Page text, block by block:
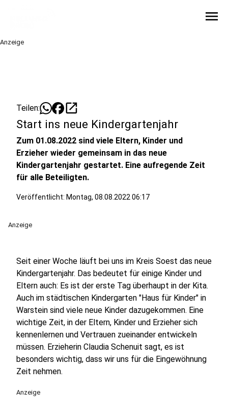
menu
Anzeige
Teilen: open_in_new
Start ins neue Kindergartenjahr
Zum 01.08.2022 sind viele Eltern, Kinder und
Erzieher wieder gemeinsam in das neue
Kindergartenjahr gestartet. Eine aufregende Zeit
für alle Beteiligten.
Veröffentlicht: Montag, 08.08.2022 06:17
Anzeige
Seit einer Woche läuft bei uns im Kreis Soest das neue
Kindergartenjahr. Das bedeutet für einige Kinder und
Eltern auch: Es ist der erste Tag überhaupt in der Kita.
Auch im städtischen Kindergarten "Haus für Kinder" in
Warstein sind viele neue Kinder dazugekommen. Eine
wichtige Zeit, in der Eltern, Kinder und Erzieher sich
kennenlernen und Vertrauen zueinander entwickeln
müssen. Erzieherin Claudia Schenuit sagt, es ist
besonders wichtig, dass wir uns für die Eingewöhnung
Zeit nehmen.
Anzeige